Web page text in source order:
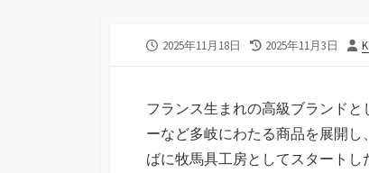
公
2025年11月18日
最
新
日
2025年11月3日
フランス生まれの高級ブランド
ーなど多岐にわたる商品を展開し
ばに牧馬具工房としてスタート